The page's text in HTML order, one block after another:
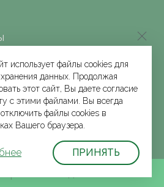
данных
использует файлы cookies для
данных. Продолжая
этот сайт, Вы даете согласие
с этими файлами. Вы всегда
файлы cookies в
Вашего браузера.
ПРИНЯТЬ